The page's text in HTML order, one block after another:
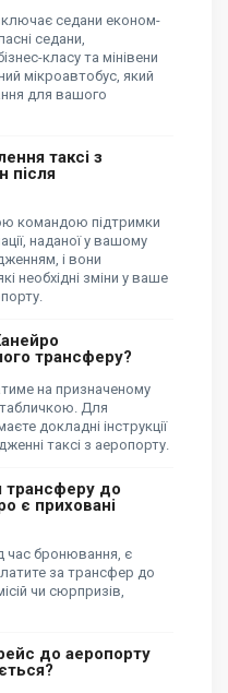
седани економ-
седани,
класу та мінівени
мікроавтобус, який
для вашого
таксі з
після
командою підтримки
наданої у вашому
і вони
необхідні зміни у ваше
трансферу?
на призначеному
табличкою. Для
докладні інструкції
таксі з аеропорту.
трансферу до
є приховані
час бронювання, є
за трансфер до
чи сюрпризів,
до аеропорту